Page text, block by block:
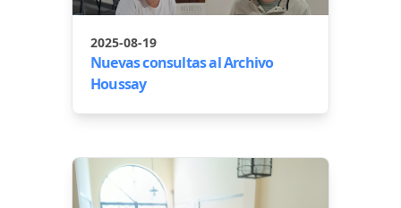
2025-08-19
Nuevas consultas al Archivo
Houssay